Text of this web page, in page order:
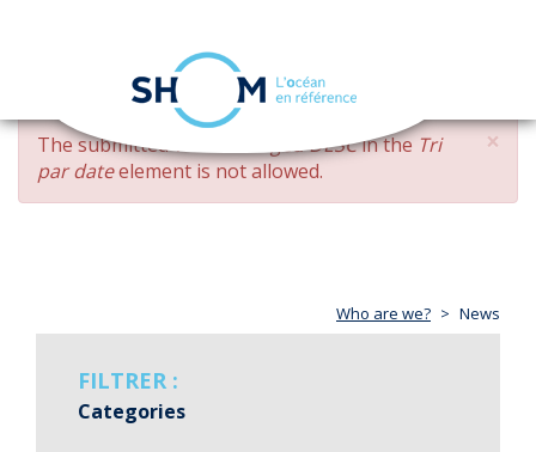
Skip
main
content
navigation
×
ERROR
MESSAGE
The submitted value changed DESCin the Tri
par dateelement is not allowed.
Who are we? News
FILTRER :
Categories